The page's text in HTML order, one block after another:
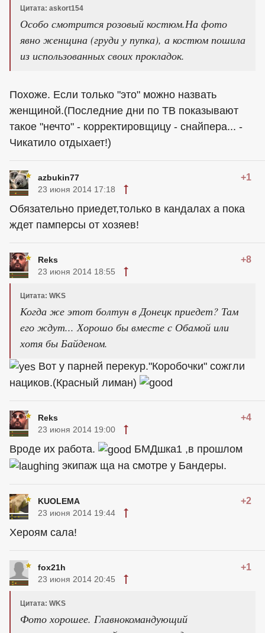
Цитата: askort154
Особо смотрится розовый костюм.На фото
явно женщина (груди у пупка), а костюм пошила
из использованных своих прокладок.
Похоже. Если только "это" можно назвать
женщиной.(Последние дни по ТВ показывают
такое "нечто" - корректировщицу - снайпера... -
Чикатило отдыхает!)
azbukin77 +1
23 июня 2014 17:18
Обязательно приедет,только в кандалах а пока
ждет памперсы от хозяев!
Reks +8
23 июня 2014 18:55
Цитата: WKS
Когда же этот болтун в Донецк приедет? Там
его ждут... Хорошо бы вместе с Обамой или
хотя бы Байденом.
Вот у парней перекур."Коробочки" сожгли
нациков.(Красный лиман)
Reks +4
23 июня 2014 19:00
Вроде их работа.
БМДшка1 ,в прошлом
экипаж ща на смотре у Бандеры.
KUOLEMA +2
23 июня 2014 19:44
Хероям сала!
fox21h +1
23 июня 2014 20:45
Цитата: WKS
Фото хорошее. Главнокомандующий